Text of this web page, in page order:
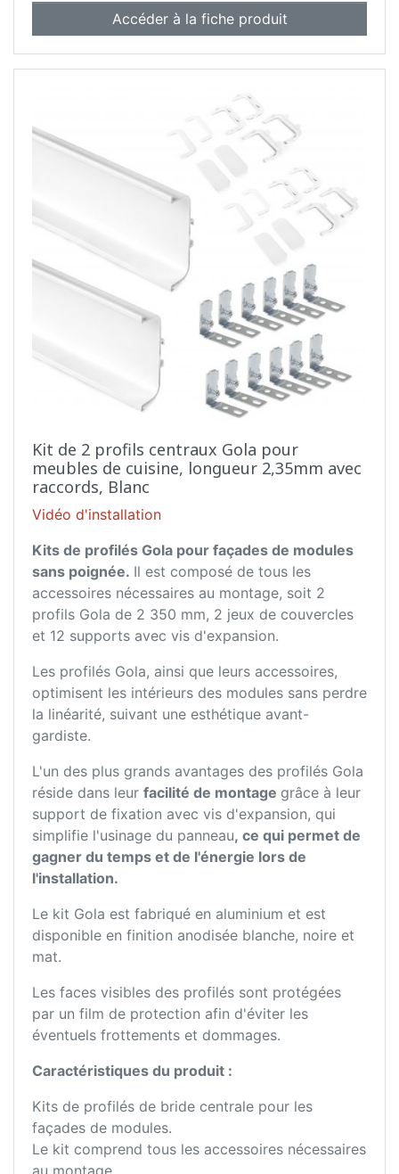
Accéder à la fiche produit
Kit de 2 profils centraux Gola pour
meubles de cuisine, longueur 2,35mm avec
raccords, Blanc
Vidéo d'installation
Kits de profilés Gola pour façades de modules
sans poignée. Il est composé de tous les
accessoires nécessaires au montage, soit 2
profils Gola de 2 350 mm, 2 jeux de couvercles
et 12 supports avec vis d'expansion.
Les profilés Gola, ainsi que leurs accessoires,
optimisent les intérieurs des modules sans perdre
la linéarité, suivant une esthétique avant-
gardiste.
L'un des plus grands avantages des profilés Gola
réside dans leur facilité de montage grâce à leur
support de fixation avec vis d'expansion, qui
simplifie l'usinage du panneau, ce qui permet de
gagner du temps et de l'énergie lors de
l'installation.
Le kit Gola est fabriqué en aluminium et est
disponible en finition anodisée blanche, noire et
mat.
Les faces visibles des profilés sont protégées
par un film de protection afin d'éviter les
éventuels frottements et dommages.
Caractéristiques du produit :
Kits de profilés de bride centrale pour les
façades de modules.
Le kit comprend tous les accessoires nécessaires